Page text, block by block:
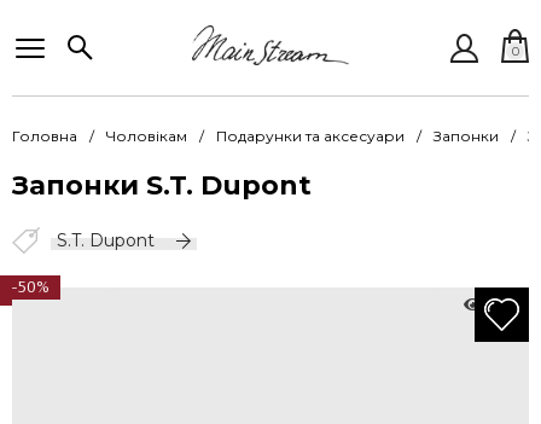
0
Головна Чоловікам Подарунки та аксесуари Запонки
Запонки S.T. Dupont
S.T. Dupont
-50%
1756